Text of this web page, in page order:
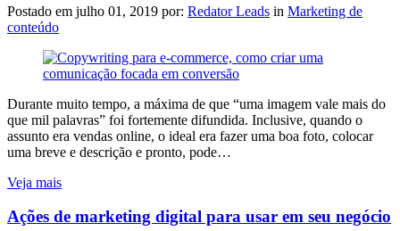
Postado em julho 01, 2019 por: Redator Leads in Marketing de
conteúdo
Durante muito tempo, a máxima de que “uma imagem vale mais do
que mil palavras” foi fortemente difundida. Inclusive, quando o
assunto era vendas online, o ideal era fazer uma boa foto, colocar
uma breve e descrição e pronto, pode…
Veja mais
Ações de marketing digital para usar em seu negócio